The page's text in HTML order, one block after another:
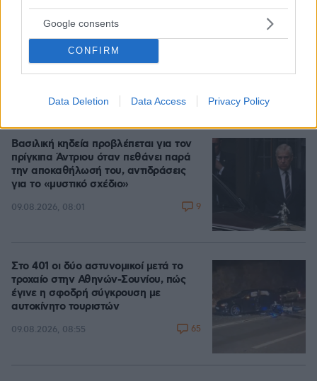
Google consents
CONFIRM
Data Deletion Data Access Privacy Policy
Χωρίς ναυαγοσώστη ήταν το beach bar στην Πάρο
πισίνας: Το χρονικό της τραγωδίας
09.08.2026, 09:28
Βασιλική κηδεία προβλέπεται για τον
πρίγκιπα Άντριου όταν πεθάνει παρά
την αποκαθήλωσή του, αντιδράσεις
για το «μυστικό σχέδιο»
09.08.2026, 08:01 9
Στο 401 οι δύο αστυνομικοί μετά το
τροχαίο στην Αθηνών-Σουνίου, πώς
έγινε η σφοδρή σύγκρουση με
αυτοκίνητο τουριστών
09.08.2026, 08:55 65